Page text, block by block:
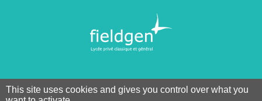
This site uses cookies and gives you control over what you